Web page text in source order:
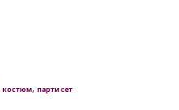
костюм, парти сет